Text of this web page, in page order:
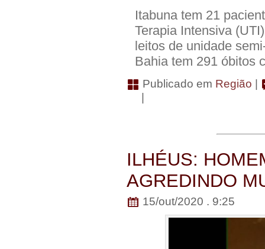
Itabuna tem 21
Terapia Intensiva
leitos de unidade
Bahia tem 291 óbitos
Publicado em Região
ILHÉUS:
AGREDINDO
15/out/2020 . 9:25